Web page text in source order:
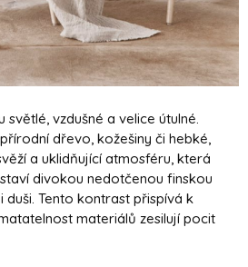
vzdušné a velice útulné.
dřevo, kožešiny či hebké,
a uklidňující atmosféru, která
divokou nedotčenou finskou
Tento kontrast přispívá k
materiálů zesilují pocit